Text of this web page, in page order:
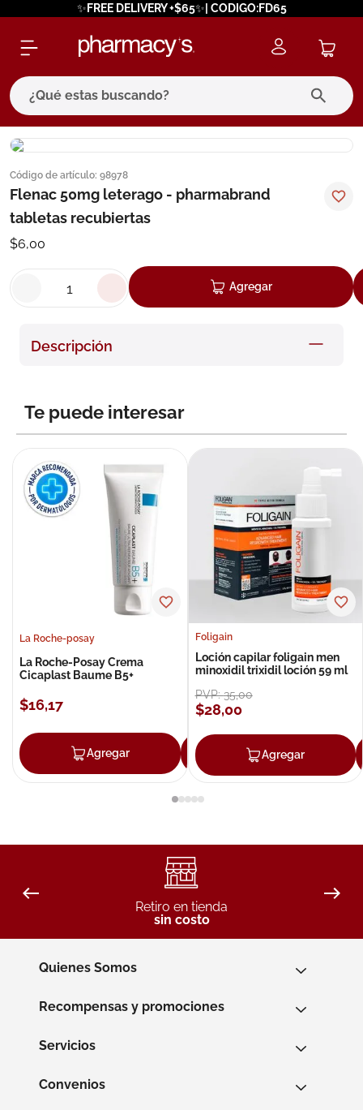
✨FREE DELIVERY +$65✨| CODIGO:FD65
¿Qué estas buscando?
Código de artículo: 98978
Flenac 50mg leterago - pharmabrand
tabletas recubiertas
$6,00
Agregar
Descripción
Te puede interesar
La Roche-posay
La Roche-Posay Crema
Cicaplast Baume B5+
$16,17
Agregar Agregar
Foligain
Loción capilar foligain men
minoxidil trixidil loción 59 ml
PVP:35,00
$28,00
Agregar
Retiro en tienda
sin costo
Quienes Somos
Recompensas y promociones
Servicios
Convenios
términos más buscados
1. eucerin
cerave
7. degraler
9 isdin
10.pañales